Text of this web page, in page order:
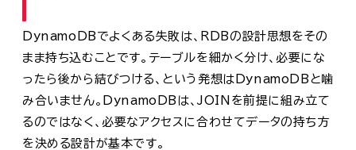
DynamoDBでよくある失敗は、RDBの設計思想をその
まま持ち込むことです。テーブルを細かく分け、必要にな
ったら後から結びつける、という発想はDynamoDBと噛
み合いません。DynamoDBは、JOINを前提に組み立て
るのではなく、必要なアクセスに合わせてデータの持ち方
を決める設計が基本です。